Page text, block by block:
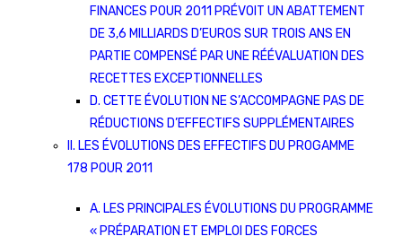
FINANCES POUR 2011 PRÉVOIT UN ABATTEMENT
DE 3,6 MILLIARDS D’EUROS SUR TROIS ANS EN
PARTIE COMPENSÉ PAR UNE RÉÉVALUATION DES
RECETTES EXCEPTIONNELLES
D. CETTE ÉVOLUTION NE S’ACCOMPAGNE PAS DE
RÉDUCTIONS D’EFFECTIFS SUPPLÉMENTAIRES
II. LES ÉVOLUTIONS DES EFFECTIFS DU PROGAMME
178 POUR 2011
A. LES PRINCIPALES ÉVOLUTIONS DU PROGRAMME
« PRÉPARATION ET EMPLOI DES FORCES